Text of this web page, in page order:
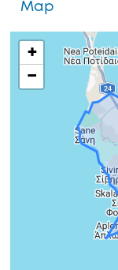
Map
+
−